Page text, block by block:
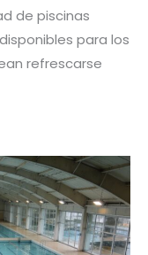
de piscinas
para los
refrescarse